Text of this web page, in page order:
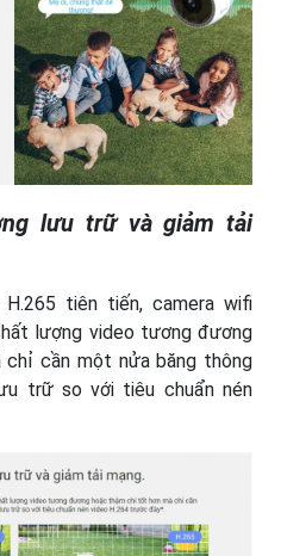
lưu trữ và giảm tải
tiên tiến, camera wifi
lượng video tương đương
cần một nửa băng thông
trữ so với tiêu chuẩn nén